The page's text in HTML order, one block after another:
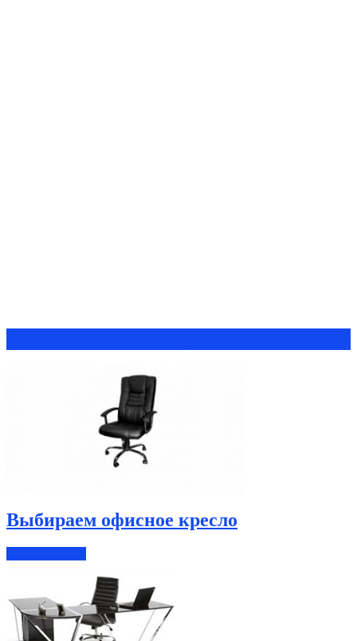
Выбираем офисное кресло